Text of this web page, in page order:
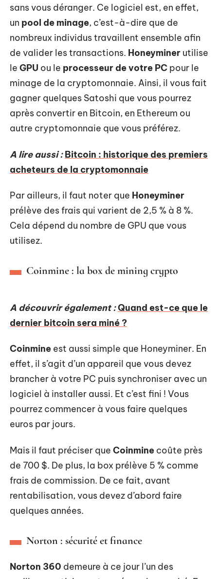
sans vous déranger. Ce logiciel est, en effet,
un pool de minage, c’est-à-dire que de
nombreux individus travaillent ensemble afin
de valider les transactions. Honeyminer utilise
le GPU ou le processeur de votre PC pour le
minage de la cryptomonnaie. Ainsi, il vous fait
gagner quelques Satoshi que vous pourrez
après convertir en Bitcoin, en Ethereum ou
autre cryptomonnaie que vous préférez.
A lire aussi : Bitcoin : historique des premiers
acheteurs de la cryptomonnaie
Par ailleurs, il faut noter que Honeyminer
prélève des frais qui varient de 2,5 % à 8 %.
Cela dépend du nombre de GPU que vous
utilisez.
Coinmine : la box de mining crypto
A découvrir également :Quand est-ce que le
dernier bitcoin sera miné ?
Coinmine est aussi simple que Honeyminer. En
effet, il s’agit d’un appareil que vous devez
brancher à votre PC puis synchroniser avec un
logiciel à installer aussi. Et c’est fini ! Vous
pourrez commencer à vous faire quelques
euros par jours.
Mais il faut préciser que Coinmine coûte près
de 700 $. De plus, la box prélève 5 % comme
frais de commission. De ce fait, avant
rentabilisation, vous devez d’abord faire
quelques années.
Norton : sécurité et finance
Norton 360 demeure à ce jour l’un des